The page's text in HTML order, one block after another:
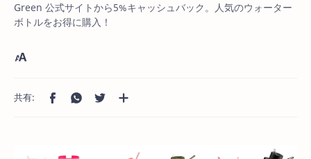
Green 公式サイトから5%キャッシュバック。人気のウォーター
ボトルをお得に購入！